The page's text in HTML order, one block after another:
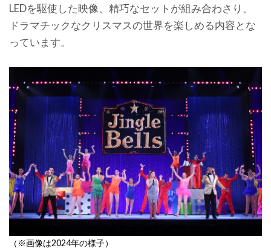
LEDを駆使した映像、精巧なセットが組み合わさり、
ドラマチックなクリスマスの世界を楽しめる内容とな
っています。
（※画像は2024年の様子）